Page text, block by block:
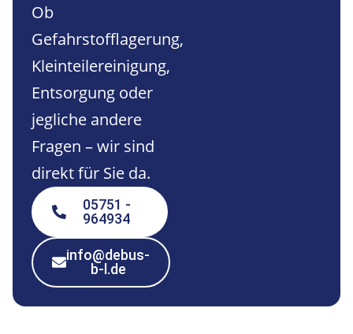
Ob
Gefahrstofflagerung,
Kleinteilereinigung,
Entsorgung oder
jegliche andere
Fragen – wir sind
direkt für Sie da.
05751 -
964934
info@debus-
b-l.de